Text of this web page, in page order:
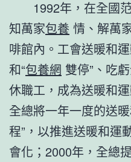
1992年，在全國
知萬家包養 情、解萬
啡館內。工會送暖和
和“包養網 雙停”、吃
休職工，成為送暖和
全總將一年一度的送
程”，以推進送暖和運
會化；2000年，全總